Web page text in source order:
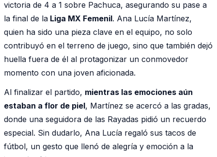
victoria de 4 a 1 sobre Pachuca, asegurando su pase a
la final de la Liga MX Femenil. Ana Lucía Martínez,
quien ha sido una pieza clave en el equipo, no solo
contribuyó en el terreno de juego, sino que también dejó
huella fuera de él al protagonizar un conmovedor
momento con una joven aficionada.
Al finalizar el partido, mientras las emociones aún
estaban a flor de piel, Martínez se acercó a las gradas,
donde una seguidora de las Rayadas pidió un recuerdo
especial. Sin dudarlo, Ana Lucía regaló sus tacos de
fútbol, un gesto que llenó de alegría y emoción a la